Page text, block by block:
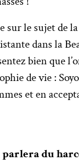
sur le sujet de
dans la
bien que
de vie :
et en
du